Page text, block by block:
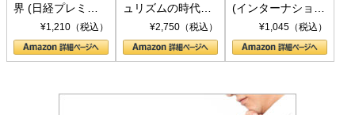
界 (日経プレミア
シリーズ)¥1,210（税込）
ュリズムの時代：
〈ヤヌス〉の二つ
の顔
¥2,750（税込）
(インターナショナ
ル新書)¥1,045（税込）